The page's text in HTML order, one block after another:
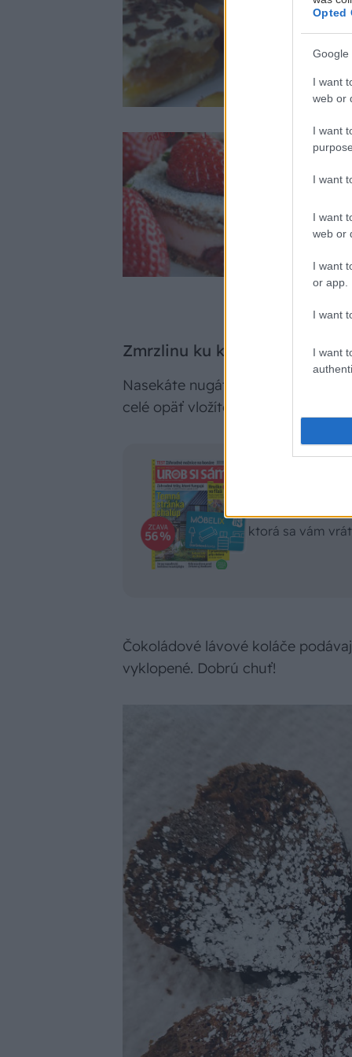
Opted
Google
I want
web or
I want
I want
I want
web or
I want
or app.
I want
I want
Zmrzlinu ku koláču si
Nasekáte nugát na drobné kúsky,
celé opäť vložíte do mrazničky,
Predplaťte si
darčekovú kartu
ktorá sa vám
Čokoládové lávové koláče
vyklopené. Dobrú chuť!